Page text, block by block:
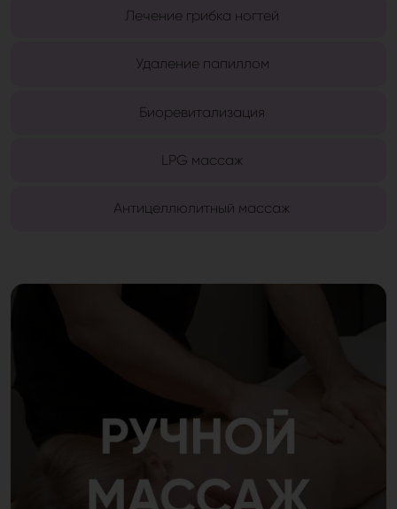
Лечение грибка ногтей
Удаление папиллом
Биоревитализация
LPG массаж
Антицеллюлитный массаж